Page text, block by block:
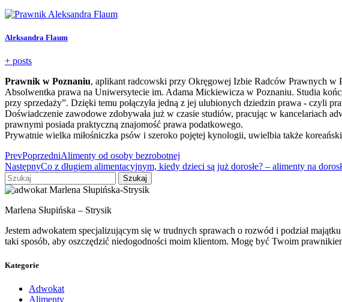
Aleksandra Flaum
+ posts
Prawnik w Poznaniu, aplikant radcowski przy Okręgowej Izbie Radców Prawnych w
Absolwentka prawa na Uniwersytecie im. Adama Mickiewicza w Poznaniu. Studia
przy sprzedaży”. Dzięki temu połączyła jedną z jej ulubionych dziedzin prawa - czyli
Doświadczenie zawodowe zdobywała już w czasie studiów, pracując w kancelariach
prawnymi posiada praktyczną znajomość prawa podatkowego.
Prywatnie wielka miłośniczka psów i szeroko pojętej kynologii, uwielbia także
PrevPoprzedniAlimenty od osoby bezrobotnej
NastępnyCo z długiem alimentacyjnym, kiedy dzieci są już dorosłe? – alimenty na
Szukaj
Marlena Słupińska – Strysik
Jestem adwokatem specjalizującym się w trudnych sprawach o rozwód i podział
taki sposób, aby oszczędzić niedogodności moim klientom. Mogę być Twoim
Kategorie
Adwokat
Alimenty